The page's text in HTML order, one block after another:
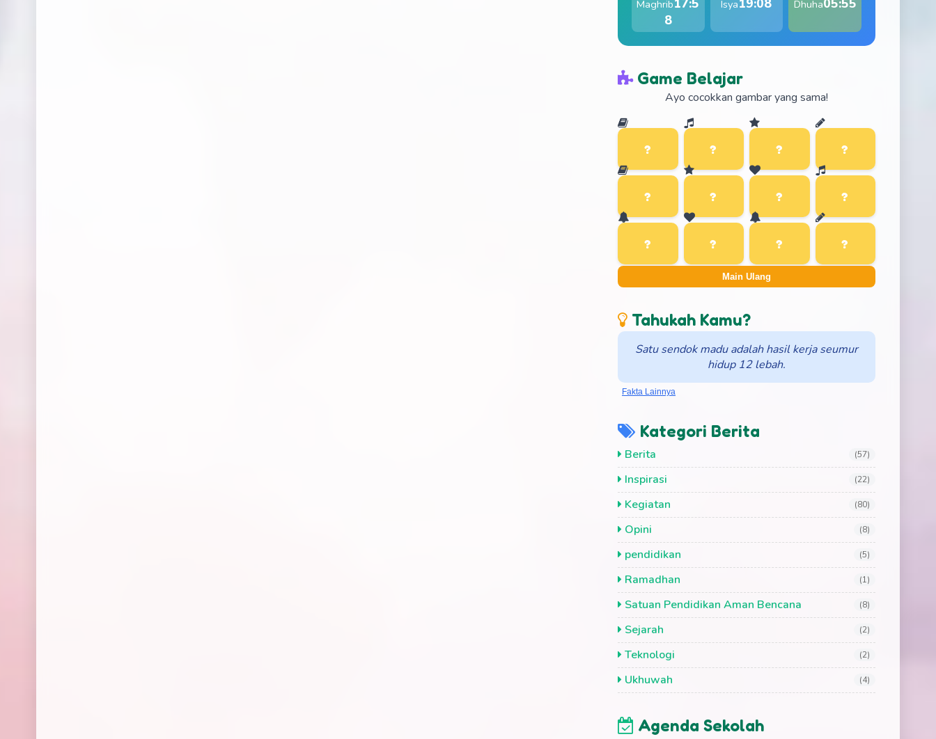
Maghrib17:5
8
Isya19:08 Dhuha05:55
Game Belajar
Ayo cocokkan gambar yang sama!
Main Ulang
Tahukah Kamu?
Satu sendok madu adalah hasil kerja seumur
hidup 12 lebah.
Fakta Lainnya
Kategori Berita
Berita (57)
Inspirasi (22)
Kegiatan (80)
Opini (8)
pendidikan (5)
Ramadhan (1)
Satuan Pendidikan Aman Bencana (8)
Sejarah (2)
Teknologi (2)
Ukhuwah (4)
Agenda Sekolah